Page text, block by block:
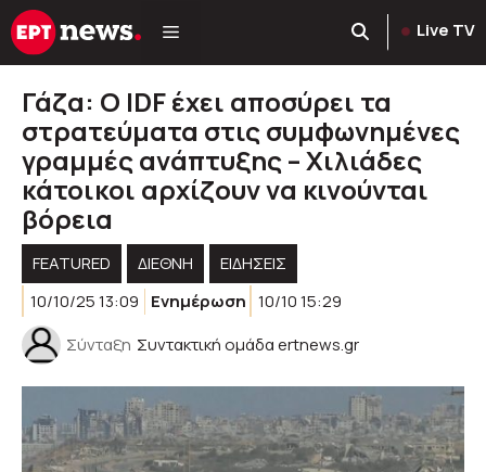
Μετάβαση
σε
Live TV
Γάζα: Ο IDF έχει αποσύρει τα
στρατεύματα στις συμφωνημένες
γραμμές ανάπτυξης – Χιλιάδες
κάτοικοι αρχίζουν να κινούνται
βόρεια
FEATURED ΔΙΕΘΝΗ
ΕΙΔΗΣΕΙΣ
10/10/25 13:09
Ενημέρωση 10/10 15:29
Σύνταξη Συντακτική ομάδα ertnews.gr